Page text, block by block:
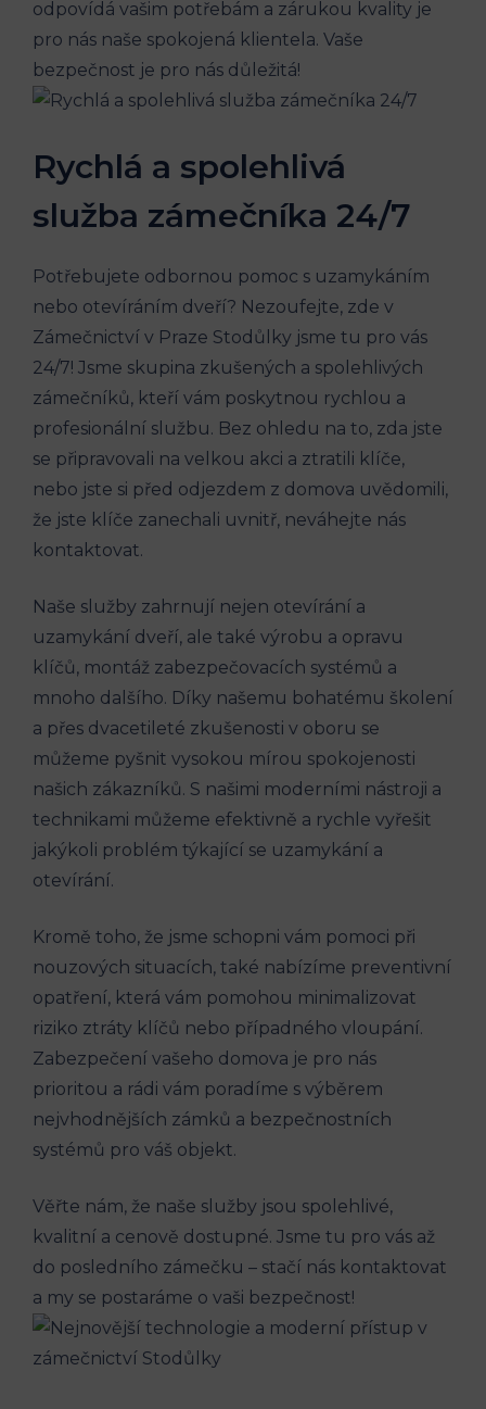
odpovídá vašim potřebám a zárukou kvality je
pro nás naše spokojená klientela. Vaše
bezpečnost je pro nás důležitá!
Rychlá a spolehlivá
služba zámečníka 24/7
Potřebujete odbornou pomoc s uzamykáním
nebo otevíráním dveří? Nezoufejte, zde v
Zámečnictví v Praze Stodůlky jsme tu pro vás
24/7! Jsme skupina zkušených a spolehlivých
zámečníků, kteří vám poskytnou rychlou a
profesionální službu. Bez ohledu na to, zda jste
se připravovali na velkou akci a ztratili klíče,
nebo jste si před odjezdem z domova uvědomili,
že jste klíče zanechali uvnitř, neváhejte nás
kontaktovat.
Naše služby zahrnují nejen otevírání a
uzamykání dveří, ale také výrobu a opravu
klíčů, montáž zabezpečovacích systémů a
mnoho dalšího. Díky našemu bohatému školení
a přes dvacetileté zkušenosti v oboru se
můžeme pyšnit vysokou mírou spokojenosti
našich zákazníků. S našimi moderními nástroji a
technikami můžeme efektivně a rychle vyřešit
jakýkoli problém týkající se uzamykání a
otevírání.
Kromě toho, že jsme schopni vám pomoci při
nouzových situacích, také nabízíme preventivní
opatření, která vám pomohou minimalizovat
riziko ztráty klíčů nebo případného vloupání.
Zabezpečení vašeho domova je pro nás
prioritou a rádi vám poradíme s výběrem
nejvhodnějších zámků a bezpečnostních
systémů pro váš objekt.
Věřte nám, že naše služby jsou spolehlivé,
kvalitní a cenově dostupné. Jsme tu pro vás až
do posledního zámečku – stačí nás kontaktovat
a my se postaráme o vaši bezpečnost!